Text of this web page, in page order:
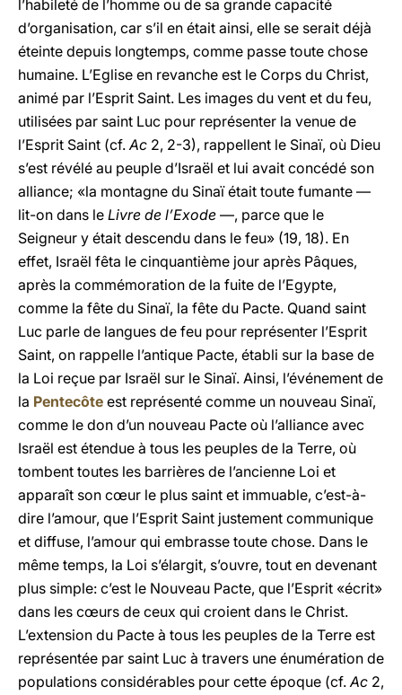
l’habileté de l’homme ou de sa grande capacité
d’organisation, car s’il en était ainsi, elle se serait déjà
éteinte depuis longtemps, comme passe toute chose
humaine. L’Eglise en revanche est le Corps du Christ,
animé par l’Esprit Saint. Les images du vent et du feu,
utilisées par saint Luc pour représenter la venue de
l’Esprit Saint (cf.Ac 2, 2-3), rappellent le Sinaï, où Dieu
s’est révélé au peuple d’Israël et lui avait concédé son
alliance; «la montagne du Sinaï était toute fumante —
lit-on dans le Livre de l’Exode —, parce que le
Seigneur y était descendu dans le feu» (19, 18). En
effet, Israël fêta le cinquantième jour après Pâques,
après la commémoration de la fuite de l’Egypte,
comme la fête du Sinaï, la fête du Pacte. Quand saint
Luc parle de langues de feu pour représenter l’Esprit
Saint, on rappelle l’antique Pacte, établi sur la base de
la Loi reçue par Israël sur le Sinaï. Ainsi, l’événement de
la Pentecôte est représenté comme un nouveau Sinaï,
comme le don d’un nouveau Pacte où l’alliance avec
Israël est étendue à tous les peuples de la Terre, où
tombent toutes les barrières de l’ancienne Loi et
apparaît son cœur le plus saint et immuable, c’est-à-
dire l’amour, que l’Esprit Saint justement communique
et diffuse, l’amour qui embrasse toute chose. Dans le
même temps, la Loi s’élargit, s’ouvre, tout en devenant
plus simple: c’est le Nouveau Pacte, que l’Esprit «écrit»
dans les cœurs de ceux qui croient dans le Christ.
L’extension du Pacte à tous les peuples de la Terre est
représentée par saint Luc à travers une énumération de
populations considérables pour cette époque (cf.Ac 2,